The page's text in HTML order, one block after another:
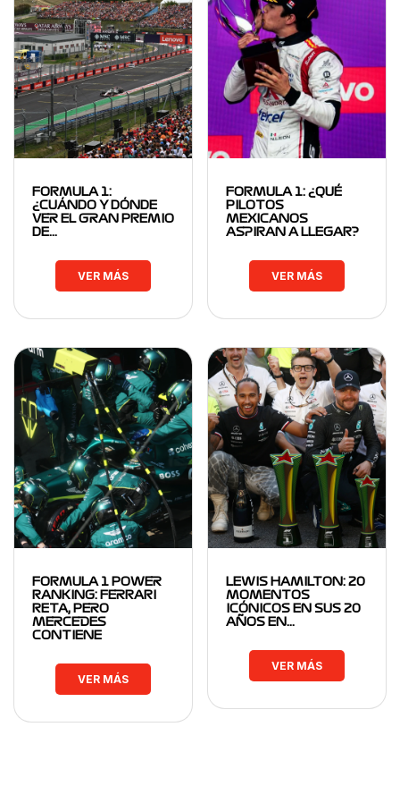
FORMULA 1:
¿CUÁNDO Y DÓNDE
VER EL GRAN PREMIO
DE…
VER MÁS
FORMULA 1: ¿QUÉ
PILOTOS
MEXICANOS
ASPIRAN A LLEGAR?
VER MÁS
FORMULA 1 POWER
RANKING: FERRARI
RETA, PERO
MERCEDES
CONTIENE
VER MÁS
LEWIS HAMILTON: 20
MOMENTOS
ICÓNICOS EN SUS 20
AÑOS EN…
VER MÁS